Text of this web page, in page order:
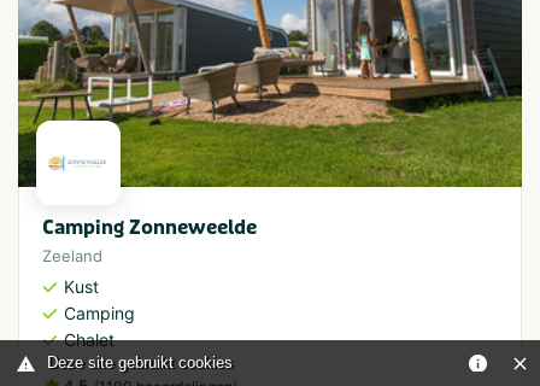
Deze site gebruikt cookies
Camping Zonneweelde
Zeeland
Kust
Camping
Chalet